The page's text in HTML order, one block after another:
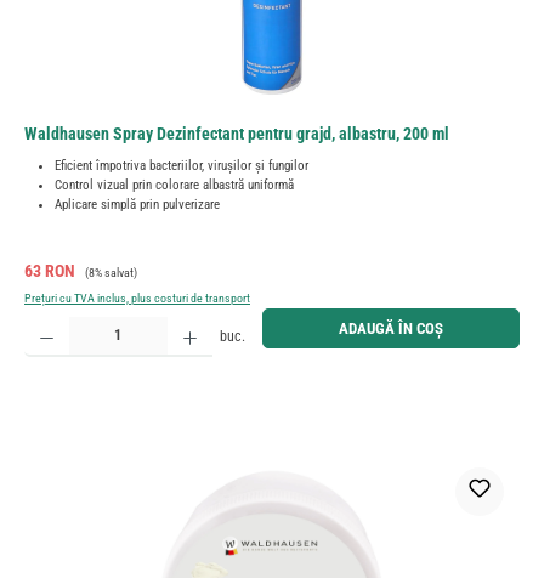
Waldhausen Spray Dezinfectant pentru grajd, albastru, 200 ml
Eficient împotriva bacteriilor, virușilor și fungilor
Control vizual prin colorare albastră uniformă
Aplicare simplă prin pulverizare
Preț de vânzare:
63 RON Preț obișnuit:
(8% salvat)
Prețuri cu TVA inclus, plus costuri de transport
Cantitate produs: Introduceți cantitatea dorită sau utilizați butoanele pentru a mări sau micșora
buc. ADAUGĂ ÎN COȘ